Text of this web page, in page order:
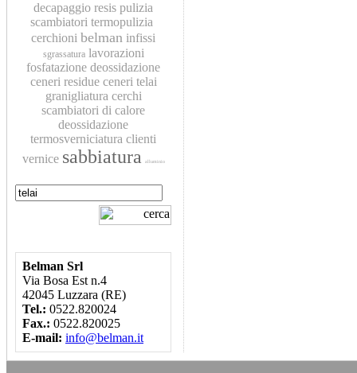
decapaggio resis pulizia
scambiatori termopulizia
cerchioni belman infissi
sgrassatura lavorazioni
fosfatazione deossidazione
ceneri residue ceneri telai
granigliatura cerchi
scambiatori di calore
deossidazione
termosverniciatura clienti
vernice sabbiatura alluminio
Belman Srl
Via Bosa Est n.4
42045 Luzzara (RE)
Tel.: 0522.820024
Fax.: 0522.820025
E-mail: info@belman.it